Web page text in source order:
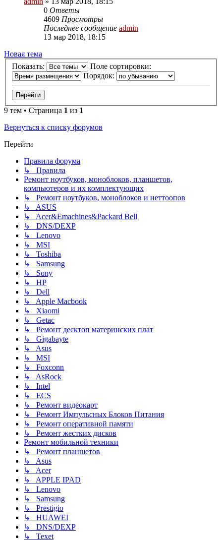
0 Ответы
4609 Просмотры
Последнее сообщение admin
13 мар 2018, 18:15
Новая
тема
Новая тема
Показать:
Поле сортировки:
Порядок:
9 тем • Страница 1 из 1
Вернуться к списку форумов
Перейти
Правила форума
↳ Правила
Ремонт ноутбуков, моноблоков, планшетов,
компьютеров и их комплектующих
↳ Ремонт ноутбуков, моноблоков и неттоопов
↳ ASUS
↳ Acer&Emachines&Packard Bell
↳ DNS/DEXP
↳ Lenovo
↳ MSI
↳ Toshiba
↳ Samsung
↳ Sony
↳ HP
↳ Dell
↳ Apple Macbook
↳ Xiaomi
↳ Getac
↳ Ремонт десктоп материнских плат
↳ Gigabayte
↳ Asus
↳ MSI
↳ Foxconn
↳ AsRock
↳ Intel
↳ ECS
↳ Ремонт видеокарт
↳ Ремонт Импульсных Блоков Питания
↳ Ремонт оперативной памяти
↳ Ремонт жестких дисков
Ремонт мобильной техники
↳ Ремонт планшетов
↳ Asus
↳ Acer
↳ APPLE IPAD
↳ Lenovo
↳ Samsung
↳ Prestigio
↳ HUAWEI
↳ DNS/DEXP
↳ Texet